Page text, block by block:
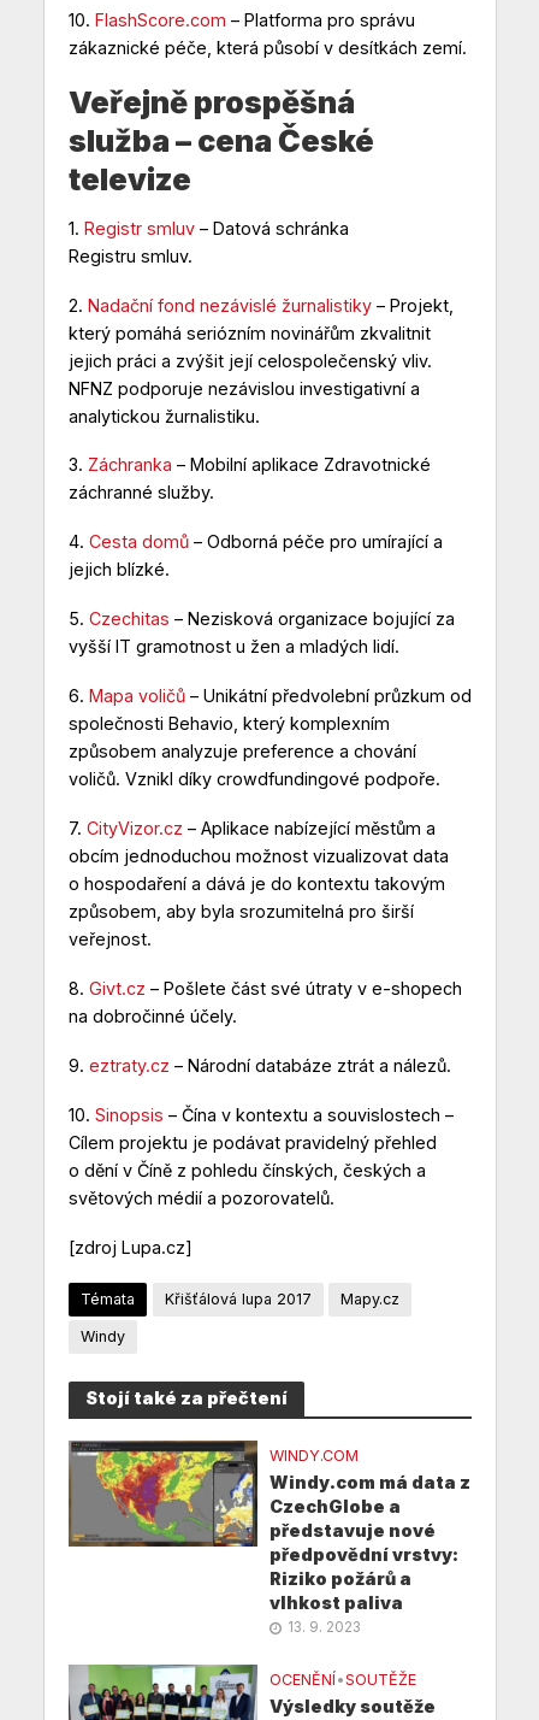
10. FlashScore.com – Platforma pro správu
zákaznické péče, která působí v desítkách zemí.
Veřejně prospěšná
služba – cena České
televize
1. Registr smluv– Datová schránka
Registru smluv.
2. Nadační fond nezávislé žurnalistiky– Projekt,
který pomáhá seriózním novinářům zkvalitnit
jejich práci a zvýšit její celospolečenský vliv.
NFNZ podporuje nezávislou investigativní a
analytickou žurnalistiku.
3. Záchranka – Mobilní aplikace Zdravotnické
záchranné služby.
4. Cesta domů– Odborná péče pro umírající a
jejich blízké.
5. Czechitas – Nezisková organizace bojující za
vyšší IT gramotnost u žen a mladých lidí.
6. Mapa voličů– Unikátní předvolební průzkum od
společnosti Behavio, který komplexním
způsobem analyzuje preference a chování
voličů. Vznikl díky crowdfundingové podpoře.
7. CityVizor.cz – Aplikace nabízející městům a
obcím jednoduchou možnost vizualizovat data
o hospodaření a dává je do kontextu takovým
způsobem, aby byla srozumitelná pro širší
veřejnost.
8. Givt.cz – Pošlete část své útraty v e-shopech
na dobročinné účely.
9. eztraty.cz – Národní databáze ztrát a nálezů.
10. Sinopsis – Čína v kontextu a souvislostech –
Cílem projektu je podávat pravidelný přehled
o dění v Číně z pohledu čínských, českých a
světových médií a pozorovatelů.
[zdroj Lupa.cz]
Témata Křišťálová lupa 2017 Mapy.cz
Windy
Stojí také za přečtení
WINDY.COM
Windy.com má data z
CzechGlobe a
představuje nové
předpovědní vrstvy:
Riziko požárů a
vlhkost paliva
13. 9. 2023
OCENĚNÍ•SOUTĚŽE
Výsledky soutěže